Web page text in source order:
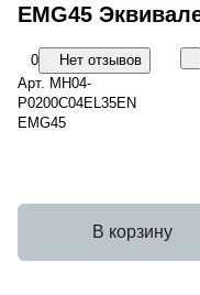
EMG45
0
Нет отзывов
Арт. MH04-
P0200C04EL35EN
EMG45
В корзину